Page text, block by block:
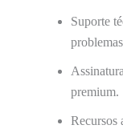
Suporte
premium.
Recursos